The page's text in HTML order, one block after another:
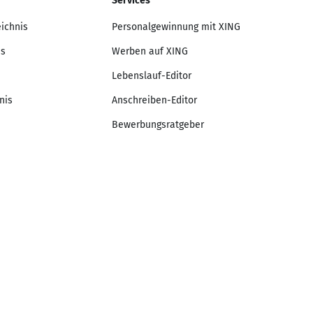
Personalgewinnung mit XING
Werben auf XING
Lebenslauf-Editor
Anschreiben-Editor
Bewerbungsratgeber